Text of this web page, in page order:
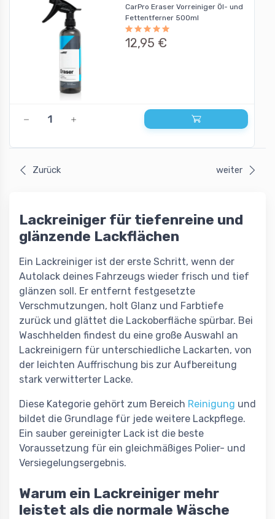
CarPro Eraser Vorreiniger Öl- und
Fettentferner 500ml
12,95 €
Zurück weiter
Lackreiniger für tiefenreine und
glänzende Lackflächen
Ein Lackreiniger ist der erste Schritt, wenn der
Autolack deines Fahrzeugs wieder frisch und tief
glänzen soll. Er entfernt festgesetzte
Verschmutzungen, holt Glanz und Farbtiefe
zurück und glättet die Lackoberfläche spürbar. Bei
Waschhelden findest du eine große Auswahl an
Lackreinigern für unterschiedliche Lackarten, von
der leichten Auffrischung bis zur Aufbereitung
stark verwitterter Lacke.
Diese Kategorie gehört zum Bereich Reinigung und
bildet die Grundlage für jede weitere Lackpflege.
Ein sauber gereinigter Lack ist die beste
Voraussetzung für ein gleichmäßiges Polier- und
Versiegelungsergebnis.
Warum ein Lackreiniger mehr
leistet als die normale Wäsche